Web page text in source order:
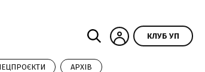
КЛУБ УП
АРХІВ